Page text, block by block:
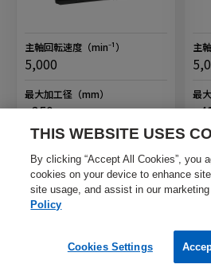
主軸回転速度 （min⁻¹）
5,000
最大加工径 （mm）
ø350
最大加工長（mm）
200
標準チャックサイズ（inch）
8
製品の詳細情報を見る
主
最
最
標
THIS WEBSITE USES
By clicking “Accept All Cookies”, you
cookies on your device to enhance
site usage, and assist in our
Policy
Cookies Settings